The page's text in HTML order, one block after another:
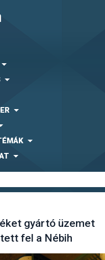
gyártó üzemet
fel a Nébih